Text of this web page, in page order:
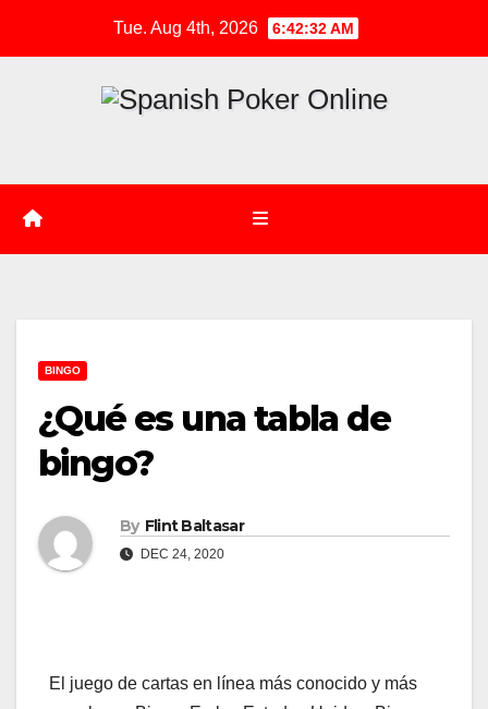
Tue. Aug 4th, 2026 6:42:32 AM
BINGO
¿Qué es una tabla de
bingo?
By Flint Baltasar
DEC 24, 2020
El juego de cartas en línea más conocido y más